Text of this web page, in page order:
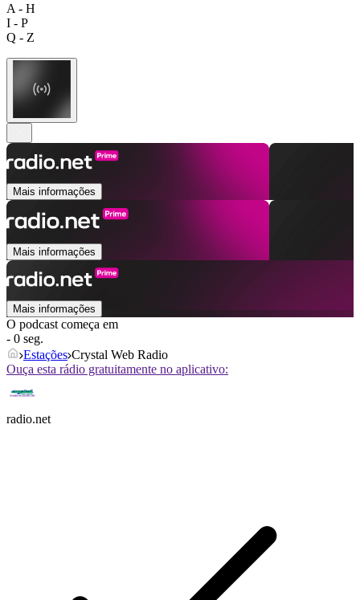
A - H
I - P
Q - Z
Mais informações
Mais informações
Mais informações
O podcast começa em
- 0 seg.
Estações Crystal Web Radio
Ouça esta rádio gratuitamente no aplicativo:
radio.net